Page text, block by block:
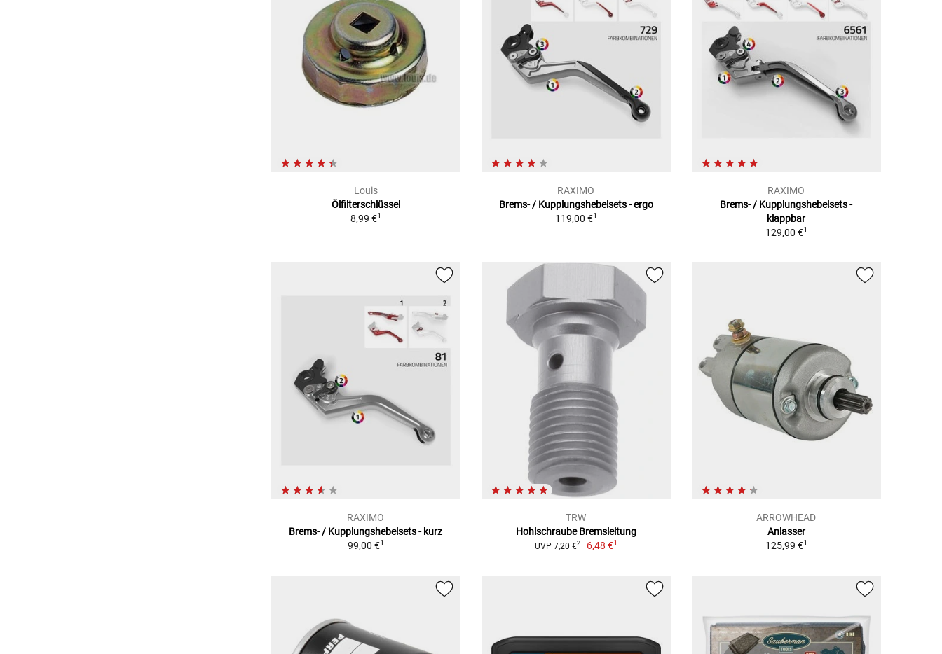
Louis
Ölfilterschlüssel
8,99 €1
RAXIMO
Brems- / Kupplungshebelsets - ergo
119,00 €1
RAXIMO
Brems- / Kupplungshebelsets -
klappbar
129,00 €1
RAXIMO
Brems- / Kupplungshebelsets - kurz
99,00 €1
TRW
Hohlschraube Bremsleitung
UVP 7,20 €2 6,48 €1
ARROWHEAD
Anlasser
125,99 €1